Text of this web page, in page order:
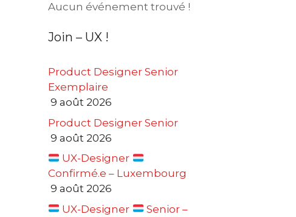
Aucun événement trouvé !
Join – UX !
Product Designer Senior
Exemplaire
9 août 2026
Product Designer Senior
9 août 2026
UX-Designer
Confirmé.e – Luxembourg
9 août 2026
UX-Designer
Senior –